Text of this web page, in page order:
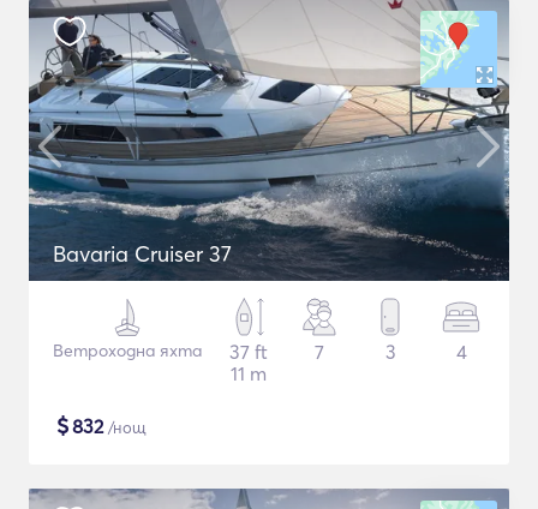
Bavaria Cruiser 37
Ветроходна яхта
37 ft
11 m
7 3 4
$832/нощ